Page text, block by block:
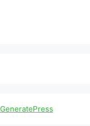
GeneratePress